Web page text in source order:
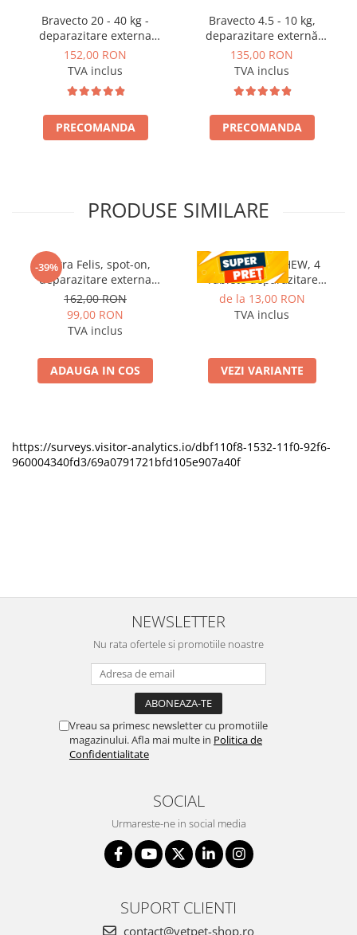
Bravecto 20 - 40 kg -
deparazitare externa
pentru caini
152,00 RON
TVA inclus
PRECOMANDA
Bravecto 4.5 - 10 kg,
deparazitare externă
pentru câini
135,00 RON
TVA inclus
PRECOMANDA
PRODUSE SIMILARE
-39%
Vectra Felis, spot-on,
deparazitare externa
pentru pisici, 3 pipete
162,00 RON
99,00 RON
TVA inclus
ADAUGA IN COS
CESTAL PLUS CHEW, 4
Tablete deparazitare
interna pentru caini
de la 13,00 RON
TVA inclus
VEZI VARIANTE
https://surveys.visitor-analytics.io/dbf110f8-1532-11f0-92f6-
960004340fd3/69a0791721bfd105e907a40f
NEWSLETTER
Nu rata ofertele si promotiile noastre
Vreau sa primesc newsletter cu promotiile
magazinului. Afla mai multe in Politica de
Confidentialitate
SOCIAL
Urmareste-ne in social media
SUPORT CLIENTI
contact@vetpet-shop.ro